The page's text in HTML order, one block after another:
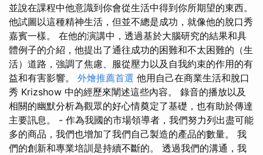
並說在課程中他意識到你會從生活中得到你所期望的東西。
他試圖以這種精神生活，但並不總是成功，就像他的脫口秀
嘉賓一樣。 在他的演講中，透過基於大腦研究的結果和具
體例子的介紹，他提出了通往成功的困難和不太困難的（生
活）道路，強調了焦慮、服從壓力以及自我約束的作用的有
益和有害影響。 外燴推薦首選 他用自己在商業生活和脫口
秀 Krizshow 中的經歷來闡述這些內容。 錄音的播放以及
相關的幽默分析為觀眾的好心情奠定了基礎，也有助於傳達
主要訊息。 - 作為我國的市場領導者，我們努力列出盡可能
多的商品，我們也增加了我們自己製造的產品的數量。 我
們的創新和專業培訓是持續不斷的。 透過我們的溝通，我